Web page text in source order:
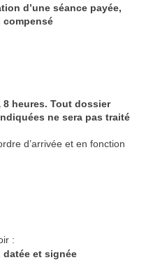
d’une séance payée,
compensé
8 heures. Tout dossier
ne sera pas traité
d’arrivée et en fonction
:
datée et signée